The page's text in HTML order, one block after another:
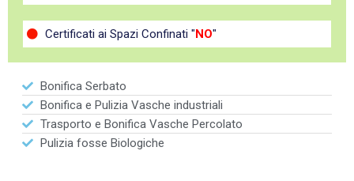
Certificati ai Spazi Confinati " NO"
Bonifica Serbato
Bonifica e Pulizia Vasche industriali
Trasporto e Bonifica Vasche Percolato
Pulizia fosse Biologiche